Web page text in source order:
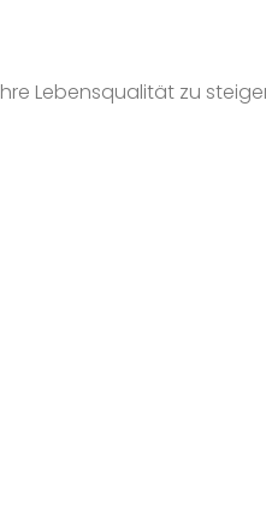
Lebensqualität zu